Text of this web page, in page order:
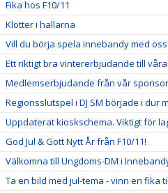
Fika hos F10/11
Klotter i hallarna
Vill du börja spela innebandy med
Ett riktigt bra vintererbjudande till
Medlemserbjudande från vår
Regionsslutspel i DJ SM började i dur
Uppdaterat kioskschema. Viktigt för
God Jul & Gott Nytt År från F10/11!
Välkomna till Ungdoms-DM i
Ta en bild med jul-tema - vinn en fika